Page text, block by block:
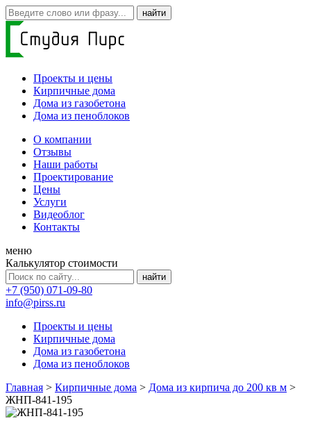
Проекты и цены
Кирпичные дома
Дома из газобетона
Дома из пеноблоков
О компании
Отзывы
Наши работы
Проектирование
Цены
Услуги
Видеоблог
Контакты
меню
Калькулятор стоимости
+7 (950) 071-09-80
info@pirss.ru
Проекты и цены
Кирпичные дома
Дома из газобетона
Дома из пеноблоков
Главная > Кирпичные дома > Дома из кирпича до 200 кв м >
ЖНП-841-195